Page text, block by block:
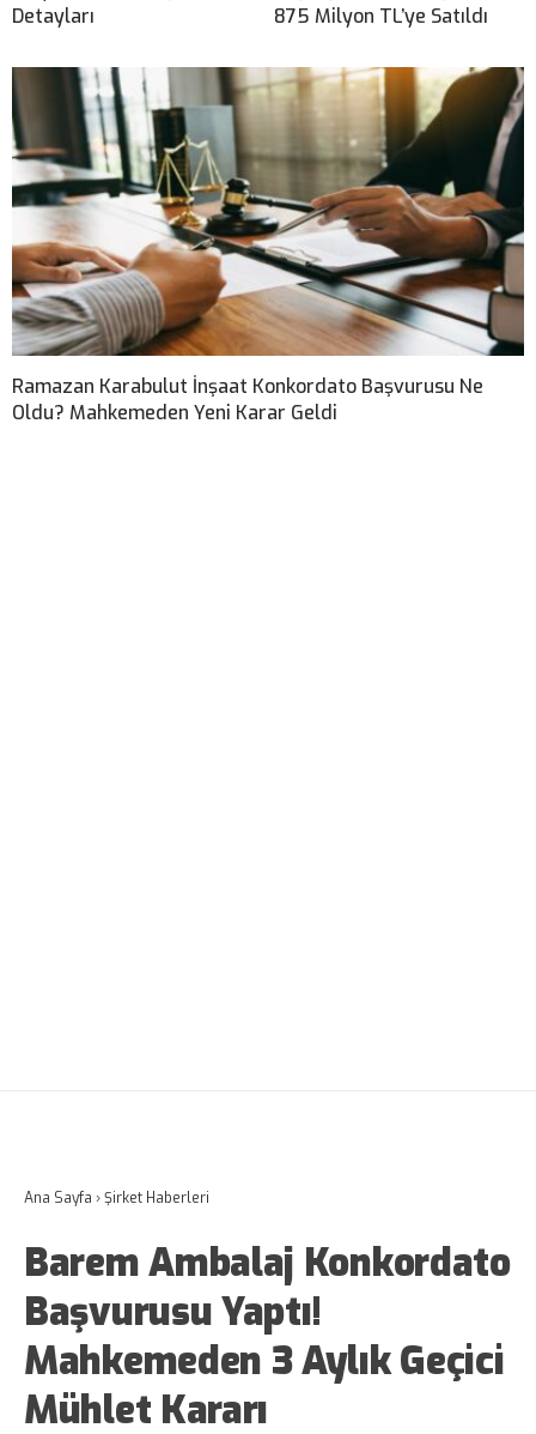
Detayları
875 Milyon TL’ye Satıldı
Ramazan Karabulut İnşaat Konkordato Başvurusu Ne
Oldu? Mahkemeden Yeni Karar Geldi
Ana Sayfa ›Şirket Haberleri
Barem Ambalaj Konkordato
Başvurusu Yaptı!
Mahkemeden 3 Aylık Geçici
Mühlet Kararı